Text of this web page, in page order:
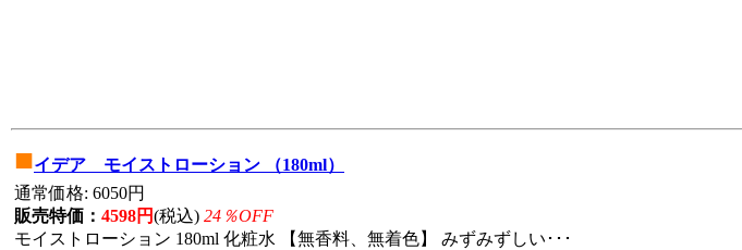
■イデア モイストローション （180ml）
通常価格: 6050円
販売特価： 4598円(税込) 24％OFF
モイストローション 180ml 化粧水 【無香料、無着色】 みずみずしい･･･